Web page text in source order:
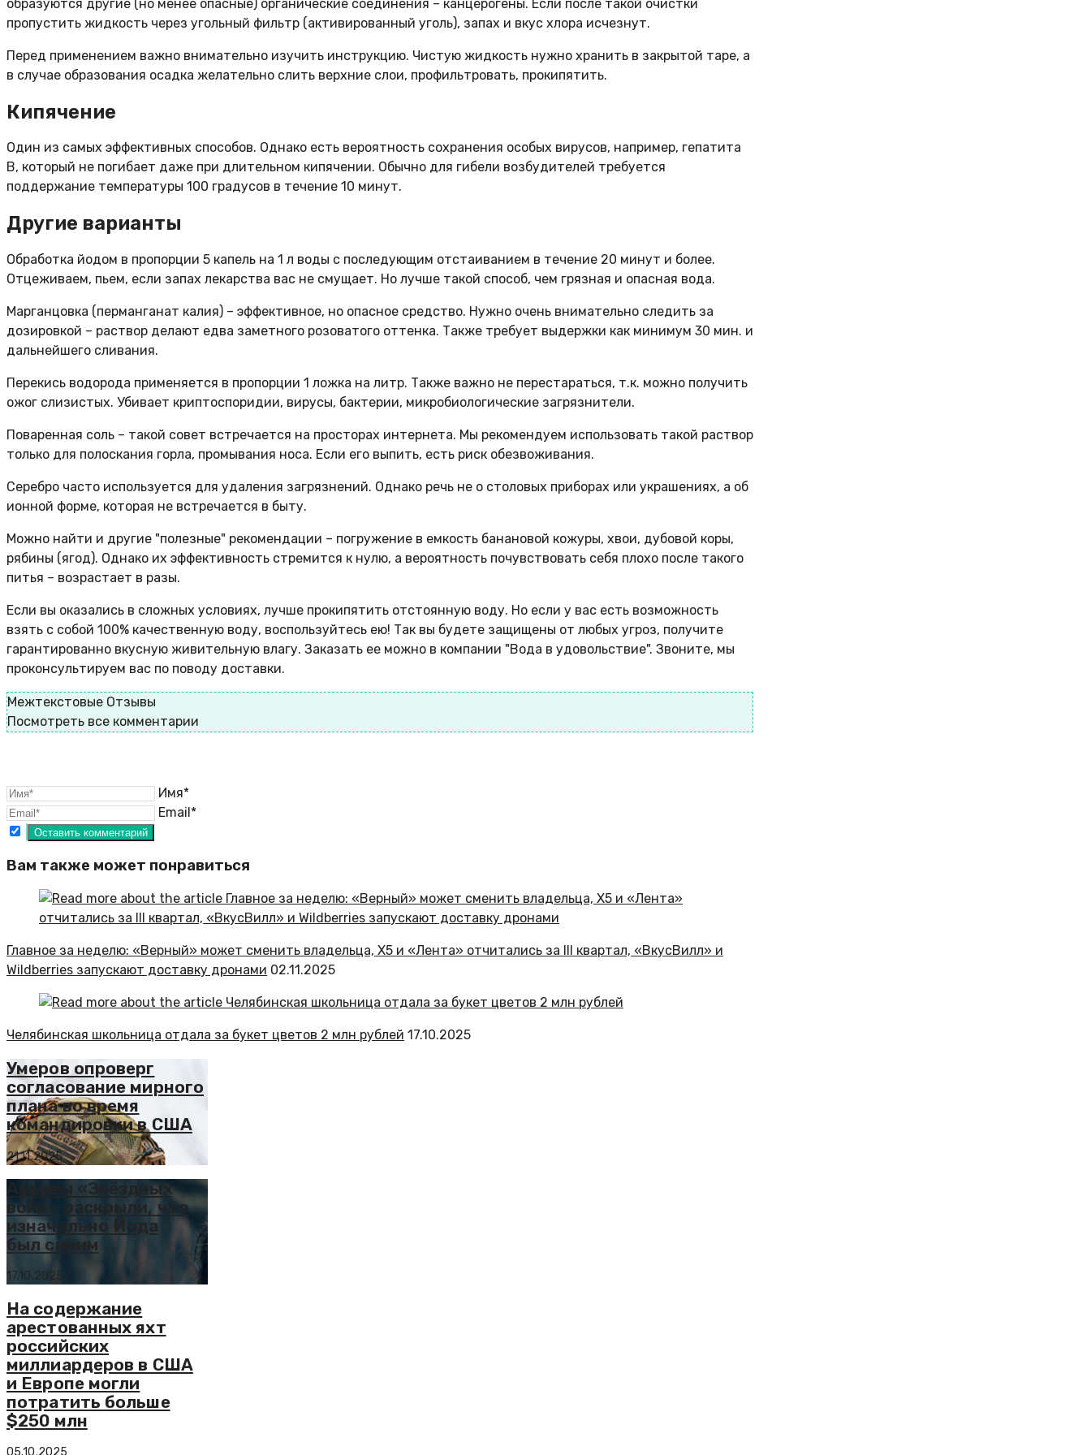
образуются другие (но менее опасные) органические соединения – канцерогены. Если после такой очистки
пропустить жидкость через угольный фильтр (активированный уголь), запах и вкус хлора исчезнут.
Перед применением важно внимательно изучить инструкцию. Чистую жидкость нужно хранить в закрытой таре, а
в случае образования осадка желательно слить верхние слои, профильтровать, прокипятить.
Кипячение
Один из самых эффективных способов. Однако есть вероятность сохранения особых вирусов, например, гепатита
В, который не погибает даже при длительном кипячении. Обычно для гибели возбудителей требуется
поддержание температуры 100 градусов в течение 10 минут.
Другие варианты
Обработка йодом в пропорции 5 капель на 1 л воды с последующим отстаиванием в течение 20 минут и более.
Отцеживаем, пьем, если запах лекарства вас не смущает. Но лучше такой способ, чем грязная и опасная вода.
Марганцовка (перманганат калия) – эффективное, но опасное средство. Нужно очень внимательно следить за
дозировкой – раствор делают едва заметного розоватого оттенка. Также требует выдержки как минимум 30 мин. и
дальнейшего сливания.
Перекись водорода применяется в пропорции 1 ложка на литр. Также важно не перестараться, т.к. можно получить
ожог слизистых. Убивает криптоспоридии, вирусы, бактерии, микробиологические загрязнители.
Поваренная соль – такой совет встречается на просторах интернета. Мы рекомендуем использовать такой раствор
только для полоскания горла, промывания носа. Если его выпить, есть риск обезвоживания.
Серебро часто используется для удаления загрязнений. Однако речь не о столовых приборах или украшениях, а об
ионной форме, которая не встречается в быту.
Можно найти и другие "полезные" рекомендации – погружение в емкость банановой кожуры, хвои, дубовой коры,
рябины (ягод). Однако их эффективность стремится к нулю, а вероятность почувствовать себя плохо после такого
питья – возрастает в разы.
Если вы оказались в сложных условиях, лучше прокипятить отстоянную воду. Но если у вас есть возможность
взять с собой 100% качественную воду, воспользуйтесь ею! Так вы будете защищены от любых угроз, получите
гарантированно вкусную живительную влагу. Заказать ее можно в компании "Вода в удовольствие". Звоните, мы
проконсультируем вас по поводу доставки.
Межтекстовые Отзывы
Посмотреть все комментарии
Имя*
Email*
Вам также может понравиться
Главное за неделю: «Верный» может сменить владельца, X5 и «Лента» отчитались за III квартал, «ВкусВилл» и
Wildberries запускают доставку дронами 02.11.2025
Челябинская школьница отдала за букет цветов 2 млн рублей 17.10.2025
Умеров опроверг
согласование мирного
плана во время
командировки в США
21.11.2025
Архивы «Звёздных
войн» раскрыли, что
изначально Йода
был синим
17.10.2025
На содержание
арестованных яхт
российских
миллиардеров в США
и Европе могли
потратить больше
$250 млн